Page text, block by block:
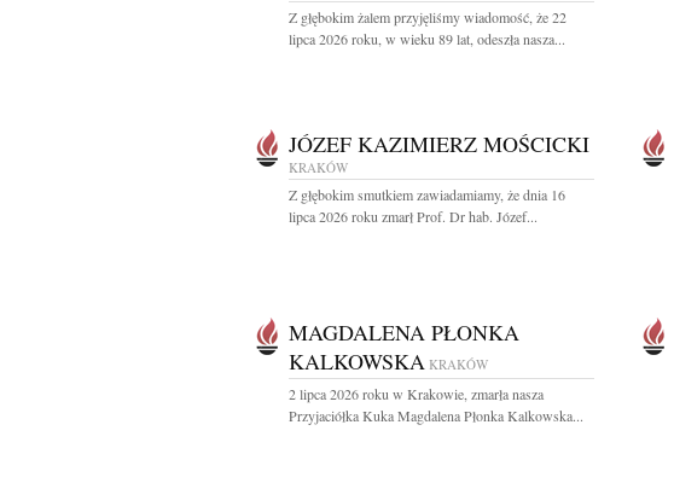
Z głębokim żalem przyjęliśmy wiadomość, że 22
lipca 2026 roku, w wieku 89 lat, odeszła nasza...
JÓZEF KAZIMIERZ MOŚCICKI
KRAKÓW
Z głębokim smutkiem zawiadamiamy, że dnia 16
lipca 2026 roku zmarł Prof. Dr hab. Józef...
MAGDALENA PŁONKA
KALKOWSKA KRAKÓW
2 lipca 2026 roku w Krakowie, zmarła nasza
Przyjaciółka Kuka Magdalena Płonka Kalkowska...